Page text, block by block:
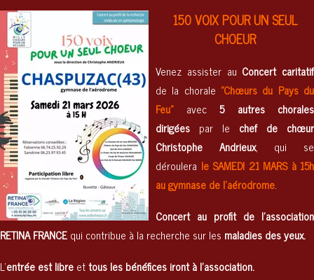
150 VOIX POUR UN SEUL
CHOEUR
Venez assister au Concert caritatif
de la chorale "Chœurs du Pays du
Feu"avec 5 autres chorales
dirigées par le chef de chœur
Christophe Andrieux, qui se
déroulera le SAMEDI 21 MARS à 15h
au gymnase de l'aérodrome.
Concert au profit de l'association
RETINA FRANCE qui contribue à la recherche sur les maladies des yeux.
L'entrée est libre ettous les bénéfices iront à l'association.